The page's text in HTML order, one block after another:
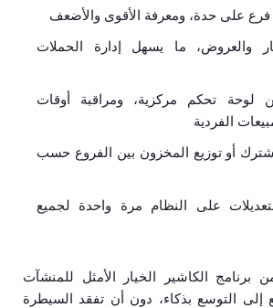
فرع على حدة، ومعرفة الأقوى والأضعف
والعروض، ما يسهل إدارة الحملات
لوحة تحكم مركزية، ومراقبة أوقات
الفردية
أو توزيع المخزون بين الفروع حسب
على النظام مرة واحدة لجميع
برنامج الكاشير الخيار الأمثل للمنشآت
إلى التوسع بذكاء، دون أن تفقد السيطرة